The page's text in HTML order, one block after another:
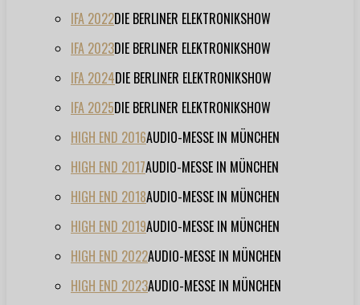
IFA 2022DIE BERLINER ELEKTRONIKSHOW
IFA 2023DIE BERLINER ELEKTRONIKSHOW
IFA 2024DIE BERLINER ELEKTRONIKSHOW
IFA 2025DIE BERLINER ELEKTRONIKSHOW
HIGH END 2016AUDIO-MESSE IN MÜNCHEN
HIGH END 2017AUDIO-MESSE IN MÜNCHEN
HIGH END 2018AUDIO-MESSE IN MÜNCHEN
HIGH END 2019AUDIO-MESSE IN MÜNCHEN
HIGH END 2022AUDIO-MESSE IN MÜNCHEN
HIGH END 2023AUDIO-MESSE IN MÜNCHEN